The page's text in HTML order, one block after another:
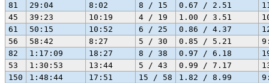
81
29:04 8:02 8 / 15 0.67 / 2.51
45
39:23 10:19 4 / 19 1.00 / 3.51
61
50:15 10:52 6 / 25 0.86 / 4.37
56
58:42 8:27 5 / 30 0.85 / 5.21
82
1:17:09 18:27 8 / 38 0.97 / 6.18
53
1:30:53 13:44 5 / 43 0.99 / 7.17
150
1:48:44 17:51 15 / 58 1.82 / 8.99